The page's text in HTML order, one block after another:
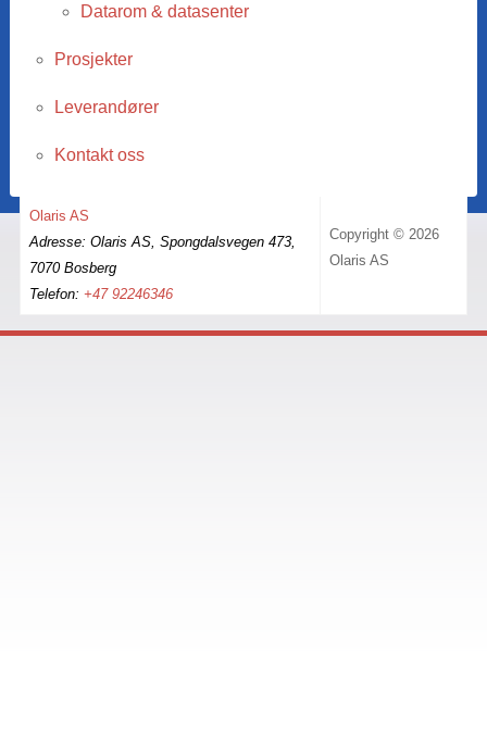
Datarom & datasenter
Prosjekter
Leverandører
Kontakt oss
Olaris AS
Adresse: Olaris AS, Spongdalsvegen 473,
7070 Bosberg
Telefon: +47 92246346
Copyright © 2026
Olaris AS